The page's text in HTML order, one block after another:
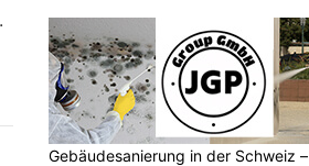
Gebäudesanierung in der Schweiz –